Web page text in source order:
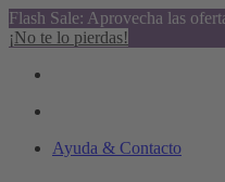
Flash Sale: Aprovecha las
¡No te lo pierdas!
Ayuda & Contacto